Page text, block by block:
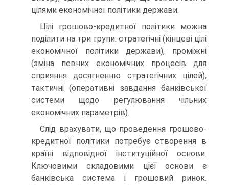
цілями економічної політики держави.
Цілі грошово-кредитної політики можна
поділити на три групи: стратегічні (кінцеві цілі
економічної політики держави), проміжні
(зміна певних економічних процесів для
сприяння досягненню стратегічних цілей),
тактичні (оперативні завдання банківської
системи щодо регулювання чільних
економічних параметрів).
Слід врахувати, що проведення грошово-
кредитної політики потребує створення в
країні відповідної інституційної основи.
Ключовими складовими цієї основи є
банківська система і грошовий ринок.